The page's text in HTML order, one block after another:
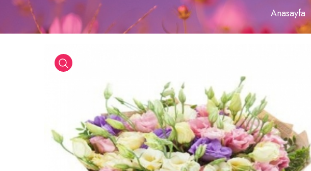
Anasayfa